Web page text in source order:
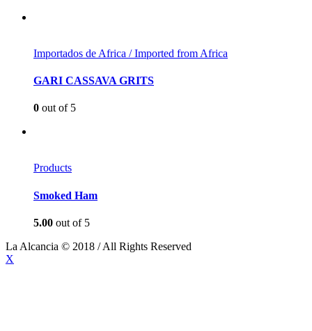
Importados de Africa / Imported from Africa
GARI CASSAVA GRITS
0 out of 5
Products
Smoked Ham
5.00 out of 5
La Alcancia © 2018 / All Rights Reserved
X